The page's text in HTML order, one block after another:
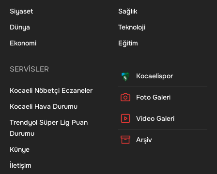
Siyaset
Dünya
Ekonomi
Sağlık
Teknoloji
Eğitim
SERVİSLER
Kocaeli Nöbetçi Eczaneler
Kocaeli Hava Durumu
Trendyol Süper Lig Puan
Durumu
Künye
İletişim
Kocaelispor
Foto Galeri
Video Galeri
Arşiv